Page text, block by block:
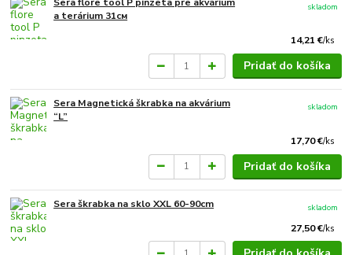
Sera flore tool P pinzeta pre akvárium
a terárium 31см
14,21 €/ks
skladom
Pridať do košíka
Sera Magnetická škrabka na akvárium
“L”
17,70 €/ks
skladom
Pridať do košíka
Sera škrabka na sklo XXL 60-90cm
27,50 €/ks
skladom